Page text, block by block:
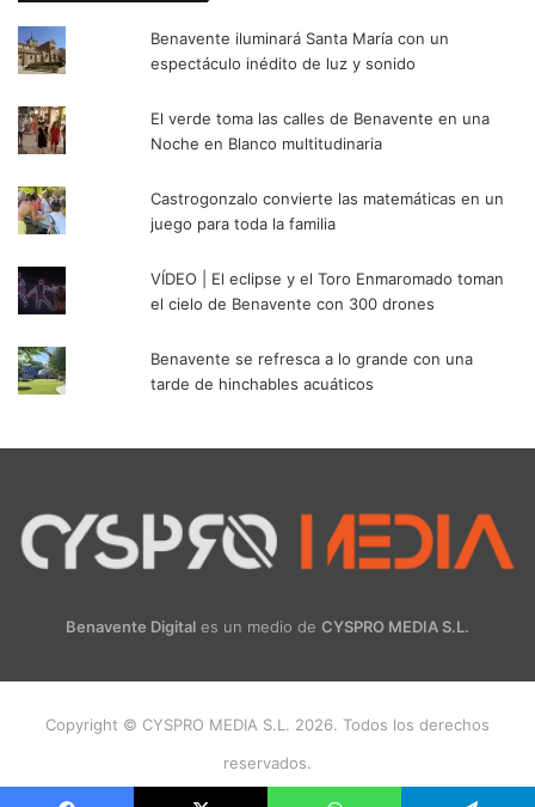
Benavente iluminará Santa María con un
espectáculo inédito de luz y sonido
El verde toma las calles de Benavente en una
Noche en Blanco multitudinaria
Castrogonzalo convierte las matemáticas en un
juego para toda la familia
VÍDEO | El eclipse y el Toro Enmaromado toman
el cielo de Benavente con 300 drones
Benavente se refresca a lo grande con una
tarde de hinchables acuáticos
Benavente Digital es un medio de CYSPRO MEDIA S.L.
Copyright © CYSPRO MEDIA S.L. 2026. Todos los derechos
reservados.